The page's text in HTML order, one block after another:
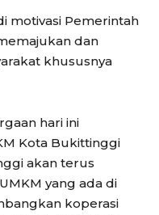
motivasi Pemerintah
dan
khususnya
hari ini
Kota Bukittinggi
akan terus
yang ada di
koperasi